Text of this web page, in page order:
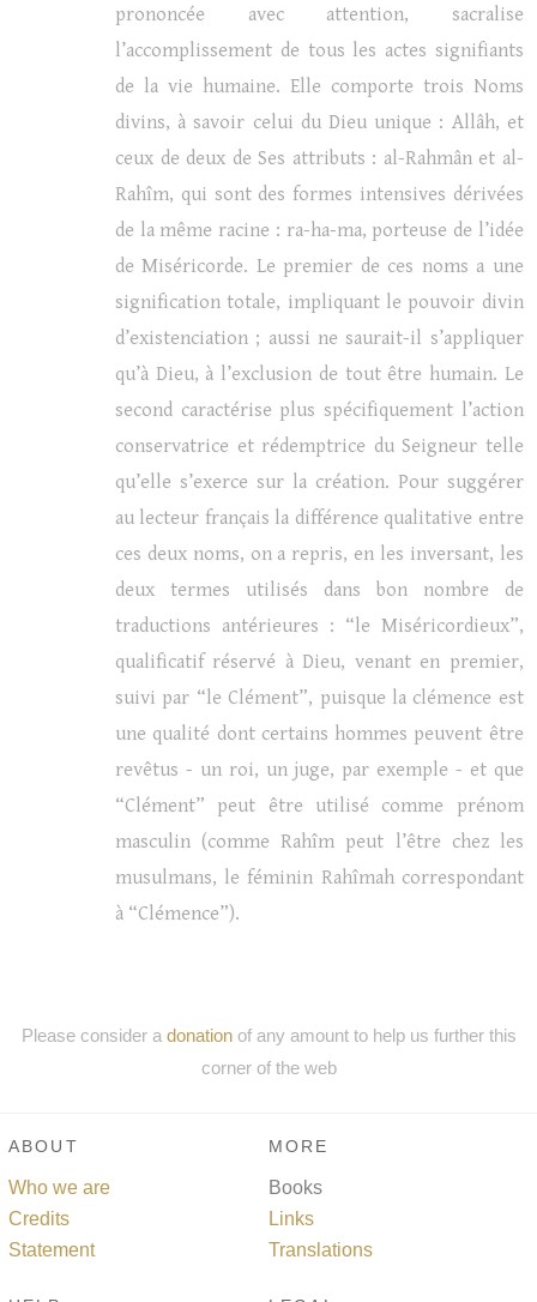
prononcée avec attention, sacralise
l’accomplissement de tous les actes signifiants
de la vie humaine. Elle comporte trois Noms
divins, à savoir celui du Dieu unique : Allâh, et
ceux de deux de Ses attributs : al-Rahmân et al-
Rahîm, qui sont des formes intensives dérivées
de la même racine : ra-ha-ma, porteuse de l’idée
de Miséricorde. Le premier de ces noms a une
signification totale, impliquant le pouvoir divin
d’existenciation ; aussi ne saurait-il s’appliquer
qu’à Dieu, à l’exclusion de tout être humain. Le
second caractérise plus spécifiquement l’action
conservatrice et rédemptrice du Seigneur telle
qu’elle s’exerce sur la création. Pour suggérer
au lecteur français la différence qualitative entre
ces deux noms, on a repris, en les inversant, les
deux termes utilisés dans bon nombre de
traductions antérieures : “le Miséricordieux”,
qualificatif réservé à Dieu, venant en premier,
suivi par “le Clément”, puisque la clémence est
une qualité dont certains hommes peuvent être
revêtus - un roi, un juge, par exemple - et que
“Clément” peut être utilisé comme prénom
masculin (comme Rahîm peut l’être chez les
musulmans, le féminin Rahîmah correspondant
à “Clémence”).
Please consider a donationof any amount to help us further this
corner of the web
ABOUT
Who we are
Credits
Statement
MORE
Books
Links
Translations